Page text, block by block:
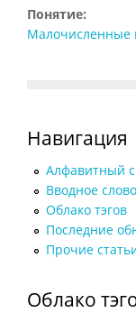
Понятие:
Малочисленные
Навигация
Алфавитный
Вводное слово
Облако тэгов
Последние
Прочие
Облако